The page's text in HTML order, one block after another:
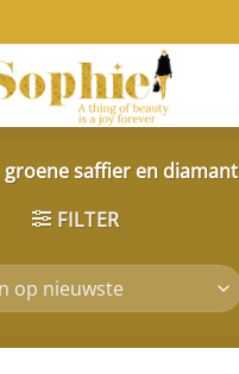
groene saffier en diamant
FILTER